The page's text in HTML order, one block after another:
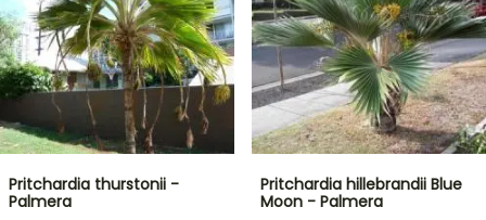
Pritchardia thurstonii -
Palmera
Pritchardia hillebrandii Blue
Moon - Palmera